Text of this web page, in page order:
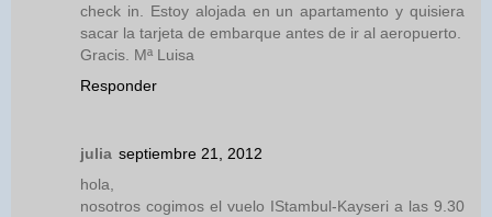
check in. Estoy alojada en un apartamento y quisiera
sacar la tarjeta de embarque antes de ir al aeropuerto.
Gracis. Mª Luisa
Responder
julia septiembre 21, 2012
hola,
nosotros cogimos el vuelo IStambul-Kayseri a las 9.30